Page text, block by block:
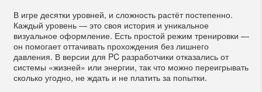
В игре десятки уровней, и сложность растёт постепенно.
Каждый уровень — это своя история и уникальное
визуальное оформление. Есть простой режим тренировки —
он помогает оттачивать прохождения без лишнего
давления. В версии для PC разработчики отказались от
системы «жизней» или энергии, так что можно переигрывать
сколько угодно, не ждать и не платить за попытки.